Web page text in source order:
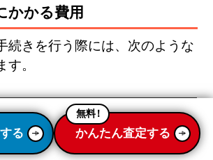
かかる費用
続きを行う際には、次のような
す。
一般的に1件につき
1,000円
任
司法書士に依頼する
る
無料！
かんたん査定する